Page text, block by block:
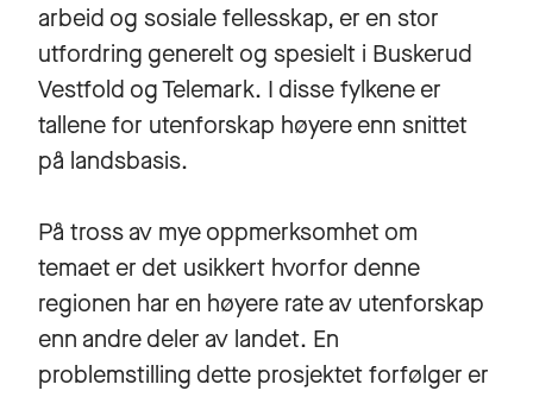
arbeid og sosiale fellesskap, er en stor
utfordring generelt og spesielt i Buskerud
Vestfold og Telemark. I disse fylkene er
tallene for utenforskap høyere enn snittet
på landsbasis.
På tross av mye oppmerksomhet om
temaet er det usikkert hvorfor denne
regionen har en høyere rate av utenforskap
enn andre deler av landet. En
problemstilling dette prosjektet forfølger er